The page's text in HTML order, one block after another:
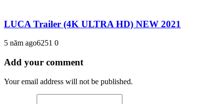
LUCA Trailer (4K ULTRA HD) NEW 2021
5 năm ago6251 0
Add your comment
Your email address will not be published.